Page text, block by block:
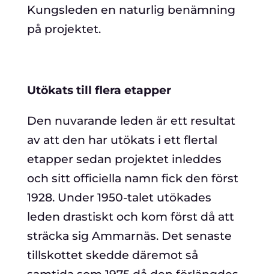
Kungsleden en naturlig benämning
på projektet.
Utökats till flera etapper
Den nuvarande leden är ett resultat
av att den har utökats i ett flertal
etapper sedan projektet inleddes
och sitt officiella namn fick den först
1928. Under 1950-talet utökades
leden drastiskt och kom först då att
sträcka sig Ammarnäs. Det senaste
tillskottet skedde däremot så